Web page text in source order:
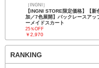
［INGNI］
【INGNI STORE限定価格】【新
加／7色展開】バックレースアッ
ーメイドスカート
25％OFF
￥2,970
RANKING